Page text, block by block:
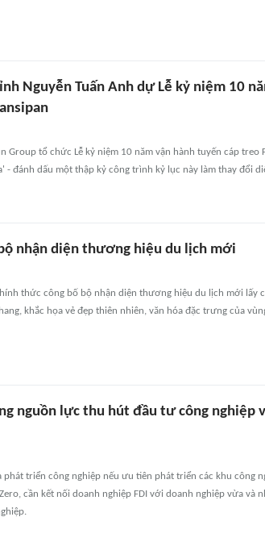
Nguyễn Tuấn Anh dự Lễ kỷ niệm 10
Group tổ chức Lễ kỷ niệm 10 năm vận hành tuyến cáp treo
- đánh dấu một thập kỷ công trình kỷ lục này làm thay đổi
nhận diện thương hiệu du lịch mới
thức công bố bộ nhận diện thương hiệu du lịch mới lấy
khắc họa vẻ đẹp thiên nhiên, văn hóa đặc trưng của
nguồn lực thu hút đầu tư công nghiệp
phát triển công nghiệp nếu ưu tiên phát triển các khu công
cần kết nối doanh nghiệp FDI với doanh nghiệp vừa và